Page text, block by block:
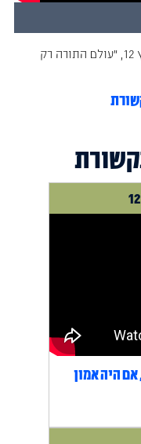
״יצחקי גליק בראיון אצל יואב לימור בערוץ 12, ״עולם התורה רק
היה אמון